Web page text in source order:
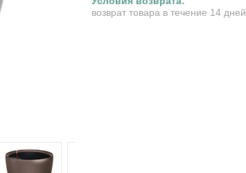
возврат товара в течение 14 дней